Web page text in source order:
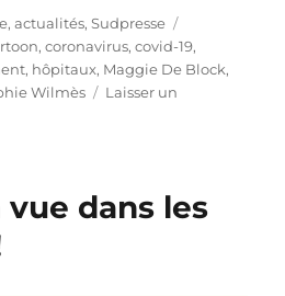
actualités,Sudpresse
,coronavirus,covid-19,
, hôpitaux, Maggie De Block,
Wilmès
Laisser un
dans les